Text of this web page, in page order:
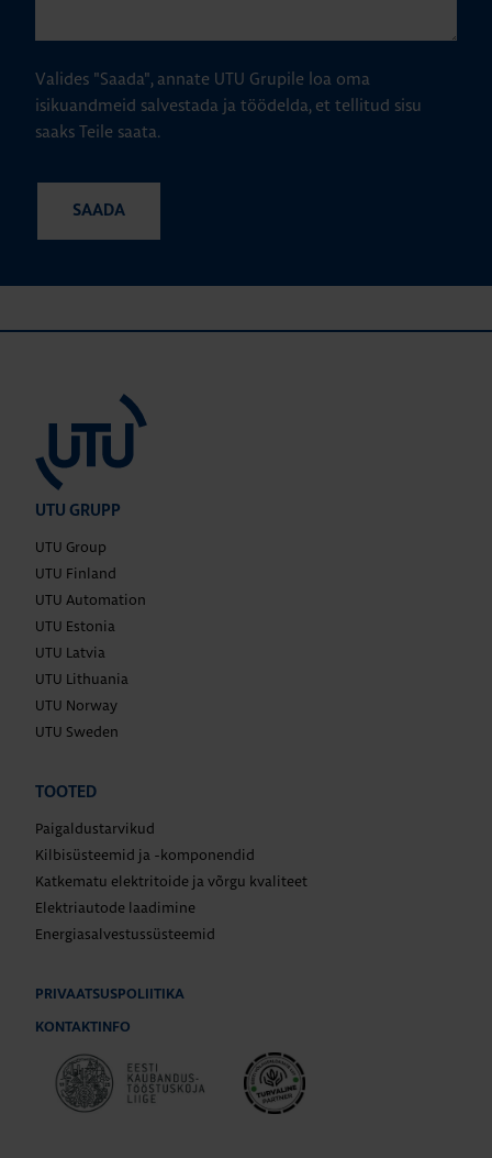
Valides "Saada", annate UTU Grupile loa oma
isikuandmeid salvestada ja töödelda, et tellitud sisu
saaks Teile saata.
UTU GRUPP
UTU Group
UTU Finland
UTU Automation
UTU Estonia
UTU Latvia
UTU Lithuania
UTU Norway
UTU Sweden
TOOTED
Paigaldustarvikud
Kilbisüsteemid ja -komponendid
Katkematu elektritoide ja võrgu kvaliteet
Elektriautode laadimine
Energiasalvestussüsteemid
PRIVAATSUSPOLIITIKA
KONTAKTINFO